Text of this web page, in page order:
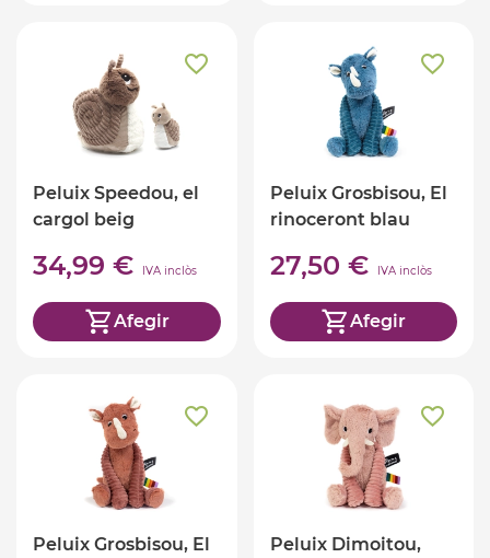
Peluix Speedou, el
cargol beig
34,99 € IVA inclòs
Afegir
Peluix Grosbisou, El
rinoceront blau
27,50 € IVA inclòs
Afegir
Peluix Grosbisou, El
Peluix Dimoitou,